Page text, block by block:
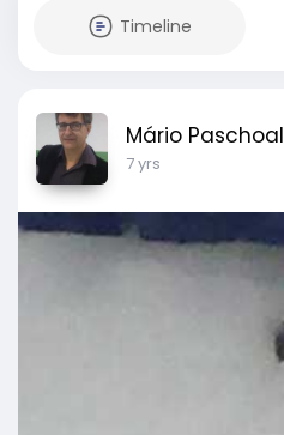
Timeline
Mário Paschoal
7 yrs